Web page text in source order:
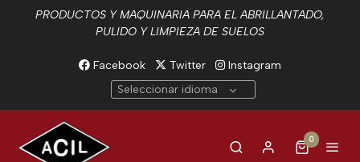
PRODUCTOS Y MAQUINARIA PARA EL ABRILLANTADO,
PULIDO Y LIMPIEZA DE SUELOS
Facebook Twitter
Instagram
Seleccionar idioma
0